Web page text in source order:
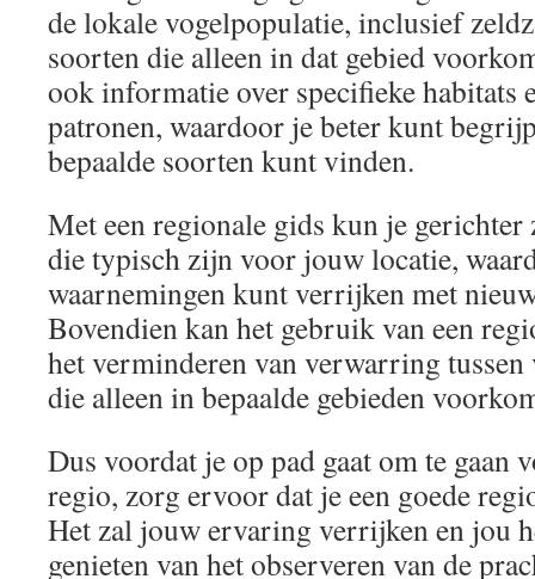
de lokale vogelpopulatie, inclusief
soorten die alleen in dat gebied
ook informatie over specifieke habitats
patronen, waardoor je beter kunt
bepaalde soorten kunt vinden.
Met een regionale gids kun je gerichter
die typisch zijn voor jouw locatie,
waarnemingen kunt verrijken met
Bovendien kan het gebruik van een
het verminderen van verwarring
die alleen in bepaalde gebieden
Dus voordat je op pad gaat om te gaan
regio, zorg ervoor dat je een goede
Het zal jouw ervaring verrijken en jou
genieten van het observeren van de